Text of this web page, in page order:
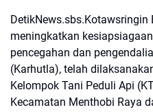
meningkatkan
pencegahan dan
(Karhutla), telah
Kelompok Tani Peduli Api
Kecamatan Menthobi Raya